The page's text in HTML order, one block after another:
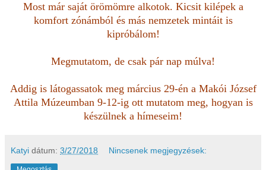
Most már saját örömömre alkotok. Kicsit kilépek a
komfort zónámból és más nemzetek mintáit is
kipróbálom!
Megmutatom, de csak pár nap múlva!
Addig is látogassatok meg március 29-én a Makói József
Attila Múzeumban 9-12-ig ott mutatom meg, hogyan is
készülnek a hímeseim!
Katyi dátum: 3/27/2018 Nincsenek megjegyzések: